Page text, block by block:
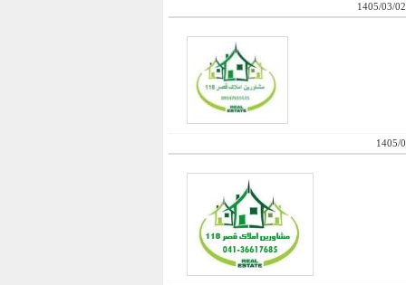
1405/03/02
1405/